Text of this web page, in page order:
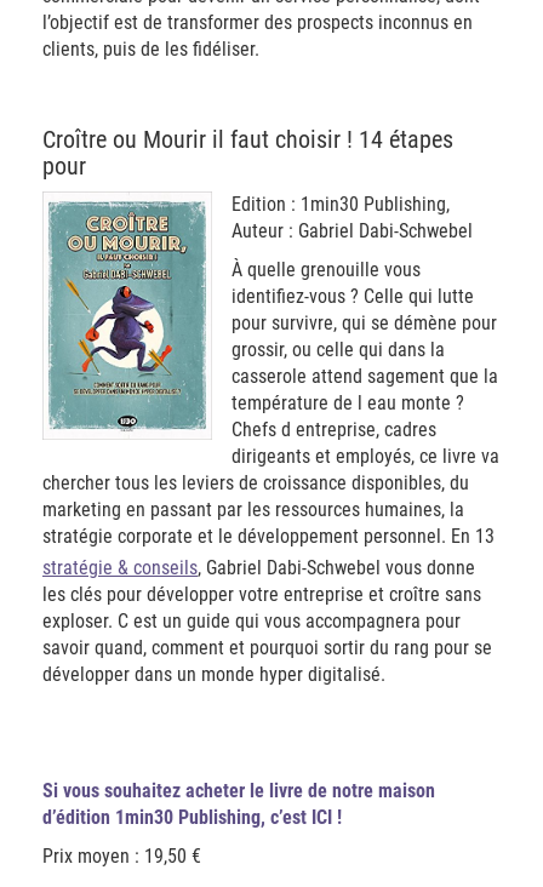
l’objectif est de transformer des prospects inconnus en
clients, puis de les fidéliser.
Croître ou Mourir il faut choisir ! 14 étapes
pour
Edition : 1min30 Publishing,
Auteur : Gabriel Dabi-Schwebel
À quelle grenouille vous
identifiez-vous ? Celle qui lutte
pour survivre, qui se démène pour
grossir, ou celle qui dans la
casserole attend sagement que la
température de l eau monte ?
Chefs d entreprise, cadres
dirigeants et employés, ce livre va
chercher tous les leviers de croissance disponibles, du
marketing en passant par les ressources humaines, la
stratégie corporate et le développement personnel. En 13
stratégie & conseils, Gabriel Dabi-Schwebel vous donne
les clés pour développer votre entreprise et croître sans
exploser. C est un guide qui vous accompagnera pour
savoir quand, comment et pourquoi sortir du rang pour se
développer dans un monde hyper digitalisé.
Si vous souhaitez acheter le livre de notre maison
d’édition 1min30 Publishing, c’est ICI !
Prix moyen : 19,50 €